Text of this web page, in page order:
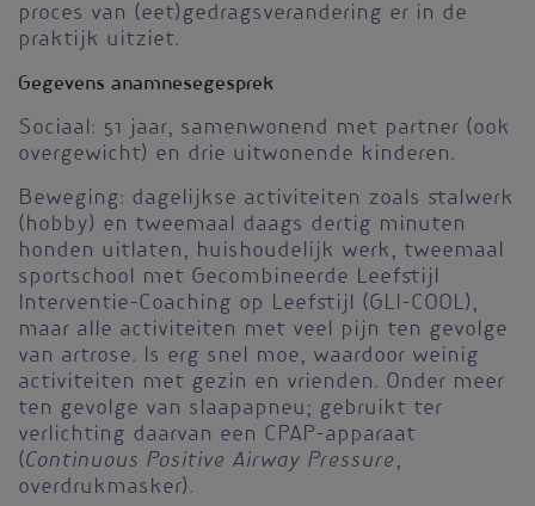
proces van (eet)gedragsverandering er in de
praktijk uitziet.
Gegevens anamnesegesprek
Sociaal: 51 jaar, samenwonend met partner (ook
overgewicht) en drie uitwonende kinderen.
Beweging: dagelijkse activiteiten zoals stalwerk
(hobby) en tweemaal daags dertig minuten
honden uitlaten, huishoudelijk werk, tweemaal
sportschool met Gecombineerde Leefstijl
Interventie-Coaching op Leefstijl (GLI-COOL),
maar alle activiteiten met veel pijn ten gevolge
van artrose. Is erg snel moe, waardoor weinig
activiteiten met gezin en vrienden. Onder meer
ten gevolge van slaapapneu; gebruikt ter
verlichting daarvan een CPAP-apparaat
(Continuous Positive Airway Pressure,
overdrukmasker).